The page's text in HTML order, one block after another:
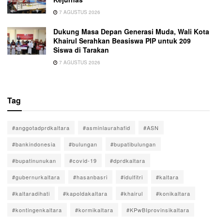
7 AGUSTUS 2026
Dukung Masa Depan Generasi Muda, Wali Kota
Khairul Serahkan Beasiswa PIP untuk 209
Siswa di Tarakan
7 AGUSTUS 2026
Tag
#anggotadprdkaltara #asminlaurahafid #ASN
#bankindonesia #bulungan #bupatibulungan
#bupatinunukan #covid-19 #dprdkaltara
#gubernurkaltara #hasanbasri #idulfitri #kaltara
#kaltaradihati #kapoldakaltara #khairul #konikaltara
#kontingenkaltara #kormikaltara #KPwBIprovinsikaltara